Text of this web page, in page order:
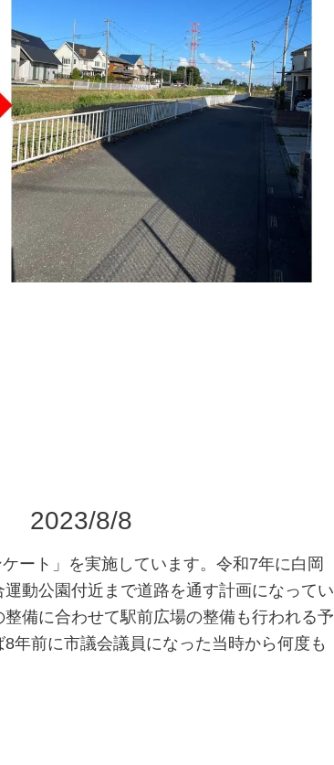
8/8
ート」を実施しています。令和7年に白岡
動公園付近まで道路を通す計画になってい
備に合わせて駅前広場の整備も行われる予
8年前に市議会議員になった当時から何度も